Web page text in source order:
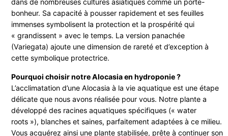
dans de nombreuses cultures asiatiques comme un porte-
bonheur. Sa capacité à pousser rapidement et ses feuilles
immenses symbolisent la protection et la prospérité qui
« grandissent » avec le temps. La version panachée
(Variegata) ajoute une dimension de rareté et d’exception à
cette symbolique protectrice.
Pourquoi choisir notre Alocasia en hydroponie ?
L’acclimatation d’une Alocasia à la vie aquatique est une étape
délicate que nous avons réalisée pour vous. Notre plante a
développé des racines aquatiques spécifiques (« water
roots »), blanches et saines, parfaitement adaptées à ce milieu.
Vous acquérez ainsi une plante stabilisée, prête à continuer son